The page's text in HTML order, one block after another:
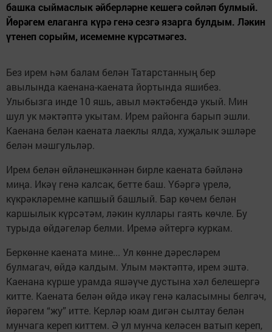
башка сыймаслык әйберләрне кешегә сөйләп булмый.
Йөрәгем елаганга күрә генә сезгә язарга булдым. Ләкин
үтенеп сорыйм, исемемне күрсәтмәгез.
Без ирем һәм балам белән Татарстанның бер
авылында каенана-каената йортында яшибез.
Улыбызга инде 10 яшь, авыл мәктәбендә укый. Мин
шул ук мәктәптә укытам. Ирем районга барып эшли.
Каенана белән каената лаеклы ялда, хуҗалык эшләре
белән мәшгульләр.
Ирем белән өйләнешкәннән бирле каената бәйләнә
миңа. Икәү генә калсак, бетте баш. Үбәргә үрелә,
күкрәкләремне капшый башлый. Бар көчем белән
каршылык күрсәтәм, ләкин куллары гаять көчле. Бу
турыда өйдәгеләр белми. Иремә әйтергә куркам.
Беркөнне каената мине... Ул көнне дәресләрем
булмагач, өйдә калдым. Улым мәктәптә, ирем эштә.
Каенана күрше урамда яшәүче дустына хәл белешергә
китте. Каената белән өйдә икәү генә каласымны белгәч,
йөрәгем “жу” итте. Керләр юам дигән сылтау белән
мунчага кереп киттем. Ә ул мунча келәсен ватып кереп,